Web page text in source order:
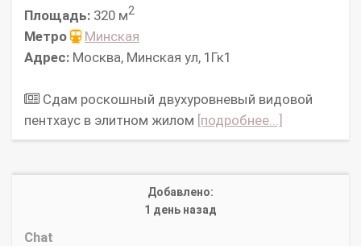
Площадь: 320 м2
Метро
Минская
Адрес: Москва, Минская ул, 1Гк1
Сдам роскошный двухуровневый видовой
пентхаус в элитном жилом [подробнее...]
Добавлено:
1 день назад
Chat